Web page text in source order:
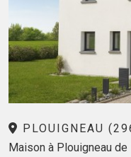
PLOUIGNEAU
Maison à Plouigneau de